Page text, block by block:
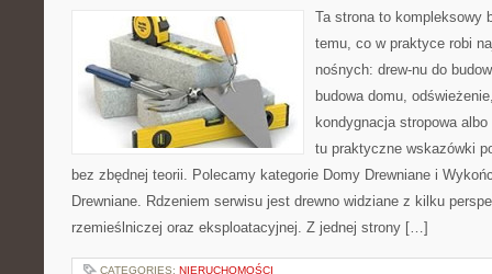
Ta strona to kompleksowy
temu, co w praktyce robi
nośnych: drew-nu do
budowa domu,
kondygnacja stropowa
tu praktyczne wskazówki
bez zbędnej teorii. Polecamy kategorie Domy Drewniane i
Drewniane. Rdzeniem serwisu jest drewno widziane z kilku
rzemieślniczej oraz eksploatacyjnej. Z jednej strony […]
CATEGORIES: NIERUCHOMOŚCI